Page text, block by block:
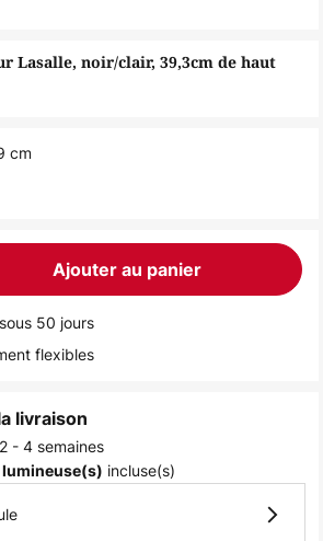
Lasalle, noir/clair, 39,3cm de haut
cm
Ajouter au panier
50 jours
flexibles
livraison
- 4 semaines
incluse(s)